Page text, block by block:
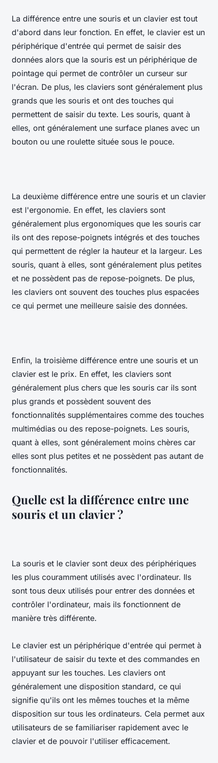
La différence entre une souris et un clavier est tout
d'abord dans leur fonction. En effet, le clavier est un
périphérique d'entrée qui permet de saisir des
données alors que la souris est un périphérique de
pointage qui permet de contrôler un curseur sur
l'écran. De plus, les claviers sont généralement plus
grands que les souris et ont des touches qui
permettent de saisir du texte. Les souris, quant à
elles, ont généralement une surface planes avec un
bouton ou une roulette située sous le pouce.
La deuxième différence entre une souris et un clavier
est l'ergonomie. En effet, les claviers sont
généralement plus ergonomiques que les souris car
ils ont des repose-poignets intégrés et des touches
qui permettent de régler la hauteur et la largeur. Les
souris, quant à elles, sont généralement plus petites
et ne possèdent pas de repose-poignets. De plus,
les claviers ont souvent des touches plus espacées
ce qui permet une meilleure saisie des données.
Enfin, la troisième différence entre une souris et un
clavier est le prix. En effet, les claviers sont
généralement plus chers que les souris car ils sont
plus grands et possèdent souvent des
fonctionnalités supplémentaires comme des touches
multimédias ou des repose-poignets. Les souris,
quant à elles, sont généralement moins chères car
elles sont plus petites et ne possèdent pas autant de
fonctionnalités.
Quelle est la différence entre une
souris et un clavier ?
La souris et le clavier sont deux des périphériques
les plus couramment utilisés avec l'ordinateur. Ils
sont tous deux utilisés pour entrer des données et
contrôler l'ordinateur, mais ils fonctionnent de
manière très différente.
Le clavier est un périphérique d'entrée qui permet à
l'utilisateur de saisir du texte et des commandes en
appuyant sur les touches. Les claviers ont
généralement une disposition standard, ce qui
signifie qu'ils ont les mêmes touches et la même
disposition sur tous les ordinateurs. Cela permet aux
utilisateurs de se familiariser rapidement avec le
clavier et de pouvoir l'utiliser efficacement.